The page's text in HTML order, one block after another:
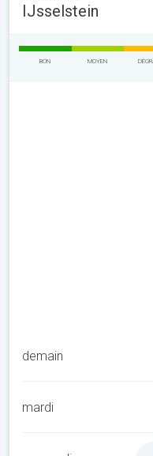
IJsselstein
BON MOYEN
demain
mardi